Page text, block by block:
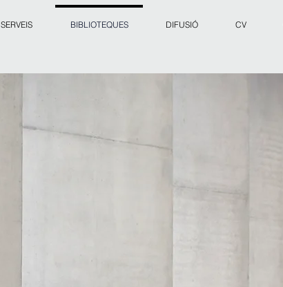
SERVEIS BIBLIOTEQUES DIFUSIÓ CV